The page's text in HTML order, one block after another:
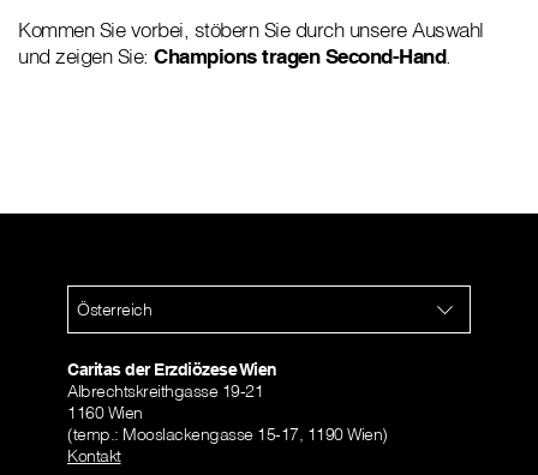
Kommen Sie vorbei, stöbern Sie durch unsere Auswahl
und zeigen Sie: Champions tragen Second-Hand.
Österreich
Caritas der Erzdiözese Wien
Albrechtskreithgasse 19-21
1160 Wien
(temp.: Mooslackengasse 15-17, 1190 Wien)
Kontakt